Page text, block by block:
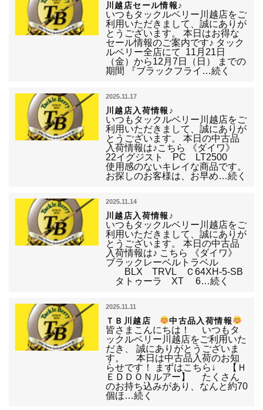
川越店セール情報♪
いつもタックルベリー川越店をご
利用いただきまして、誠にありが
とうございます。 本日はお得な
セール情報のご案内です♪ タック
ルベリー全店にて 11月21日
（金）から12月7日（日） までの
期間 『ブラックフライ…続く
2025.11.17
川越店入荷情報♪
いつもタックルベリー川越店をご
利用いただきまして、誠にありが
とうございます。 本日の中古品
入荷情報は♪こちら 《ダイワ》
22イグジスト PC LT2500
使用感のないキレイな商品です。
お探しのお客様は、お早め…続く
2025.11.14
川越店入荷情報♪
いつもタックルベリー川越店をご
利用いただきまして、誠にありが
とうございます。 本日の中古品
入荷情報は♪ こちら 《ダイワ》
ブラックレーベルトラベル
BLX TRVL Ｃ64XH-5-SB
タトゥーラ XT 6…続く
2025.11.11
ＴＢ川越店 中古品入荷情報
皆さまこんにちは！ いつもタ
ックルベリー川越店をご利用いた
だき、 誠にありがとうございま
す。 本日は中古品入荷のお知
らせです！ まずはこちら↓ 【Ｈ
ＥＤＤＯＮルアー】 たくさん
のお持ち込みがあり、なんと約70
個ほ…続く